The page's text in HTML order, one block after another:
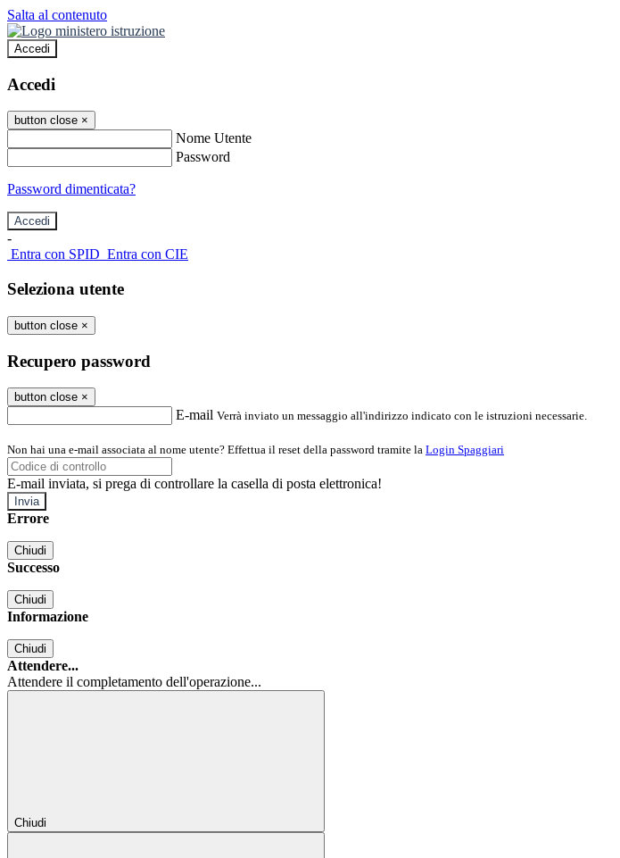
Salta al contenuto
Accedi
Accedi
button close ×
Nome Utente
Password
Password dimenticata?
-
Entra con SPID Entra con CIE
Seleziona utente
button close ×
Recupero password
button close ×
E-mail Verrà inviato un messaggio all'indirizzo indicato con le istruzioni necessarie.
Non hai una e-mail associata al nome utente? Effettua il reset della password tramite la Login Spaggiari
E-mail inviata, si prega di controllare la casella di posta elettronica!
Errore
Chiudi
Successo
Chiudi
Informazione
Chiudi
Attendere...
Attendere il completamento dell'operazione...
Chiudi